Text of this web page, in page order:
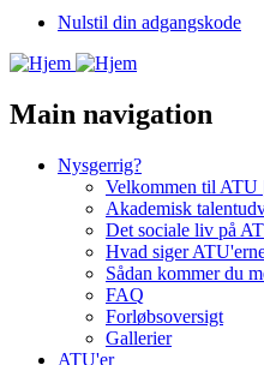
Nulstil din adgangskode
Main navigation
Nysgerrig?
Velkommen til ATU
Akademisk
Det sociale liv på
Hvad siger
Sådan kommer du
FAQ
Forløbsoversigt
Gallerier
ATU'er